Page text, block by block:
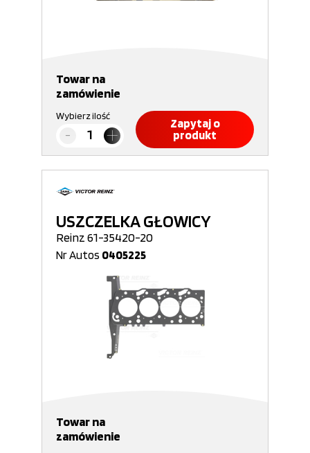
Towar na
zamówienie
Wybierz ilość
Zapytaj o
produkt
USZCZELKA GŁOWICY
Reinz 61-35420-20
Nr Autos 0405225
Towar na
zamówienie